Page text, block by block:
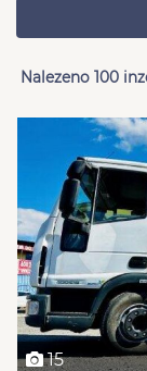
Nalezeno 100
15